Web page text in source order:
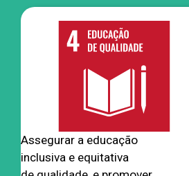
Assegurar a educação
inclusiva e equitativa